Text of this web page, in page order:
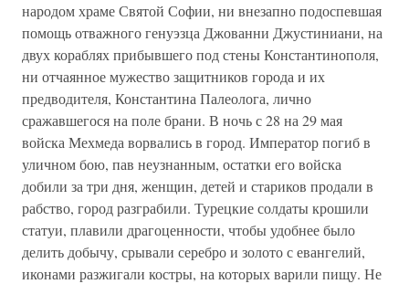
народом храме Святой Софии, ни внезапно подоспевшая
помощь отважного генуэзца Джованни Джустиниани, на
двух кораблях прибывшего под стены Константинополя,
ни отчаянное мужество защитников города и их
предводителя, Константина Палеолога, лично
сражавшегося на поле брани. В ночь с 28 на 29 мая
войска Мехмеда ворвались в город. Император погиб в
уличном бою, пав неузнанным, остатки его войска
добили за три дня, женщин, детей и стариков продали в
рабство, город разграбили. Турецкие солдаты крошили
статуи, плавили драгоценности, чтобы удобнее было
делить добычу, срывали серебро и золото с евангелий,
иконами разжигали костры, на которых варили пищу. Не